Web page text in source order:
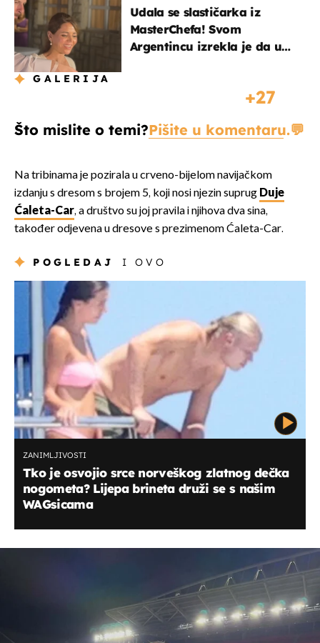
Udala se slastičarka iz
MasterChefa! Svom
Argentincu izrekla je da u
GALERIJA
27
Što mislite o temi?Pišite u komentaru.
Na tribinama je pozirala u crveno-bijelom navijačkom
izdanju s dresom s brojem 5, koji nosi njezin suprug Duje
Ćaleta-Car, a društvo su joj pravila i njihova dva sina,
također odjevena u dresove s prezimenom Ćaleta-Car.
POGLEDAJ I OVO
ZANIMLJIVOSTI
Tko je osvojio srce norveškog zlatnog dečka
nogometa? Lijepa brineta druži se s našim
WAGsicama